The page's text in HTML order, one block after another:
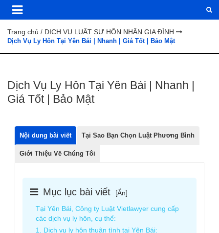
Trang chủ / DỊCH VỤ LUẬT SƯ HÔN NHÂN GIA ĐÌNH
Dịch Vụ Ly Hôn Tại Yên Bái | Nhanh | Giá Tốt | Bảo Mật
Dịch Vụ Ly Hôn Tại Yên Bái | Nhanh |
Giá Tốt | Bảo Mật
Nội dung bài viết Tại Sao Bạn Chọn Luật Phương Bình
Giới Thiệu Về Chúng Tôi
Mục lục bài viết [Ẩn]
Tại Yên Bái, Công ty Luật Vietlawyer cung cấp
các dịch vụ ly hôn, cụ thể:
1. Dịch vụ ly hôn thuận tình tại Yên Bái: